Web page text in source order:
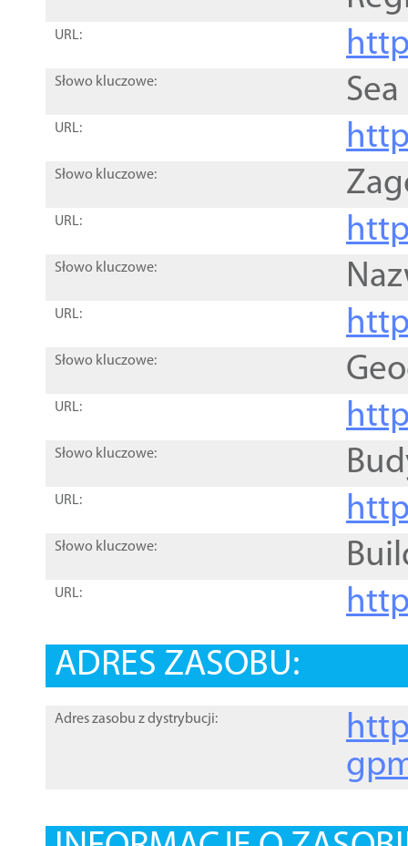
URL:
Słowo kluczowe:
URL:
Słowo kluczowe:
URL:
Słowo kluczowe:
URL:
Słowo kluczowe:
URL:
Słowo kluczowe:
URL:
Słowo kluczowe:
URL:
ADRES ZASOBU:
Adres zasobu z dystrybucji: